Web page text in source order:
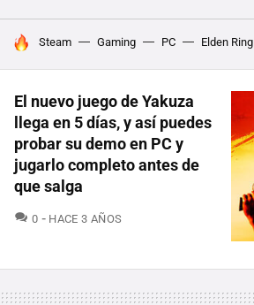
HOY SE HABLA DE
Steam Gaming PC Elden Ring
El nuevo juego de Yakuza
llega en 5 días, y así puedes
probar su demo en PC y
jugarlo completo antes de
que salga
0 COMENTARIOS
HACE 3 AÑOS